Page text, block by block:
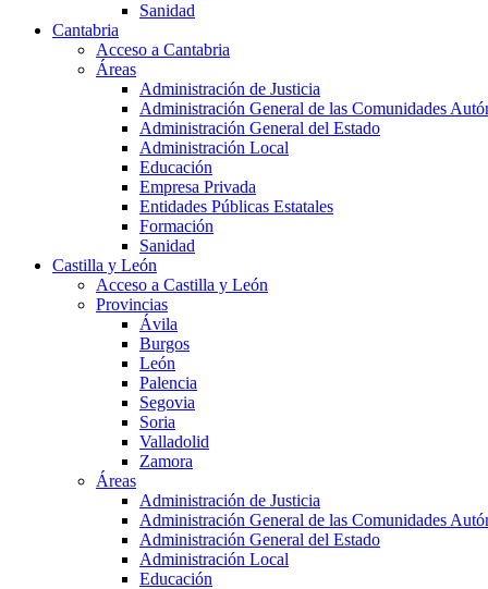
Sanidad
Cantabria
Acceso a Cantabria
Áreas
Administración de Justicia
Administración General de las Comunidades
Administración General del Estado
Administración Local
Educación
Empresa Privada
Entidades Públicas Estatales
Formación
Sanidad
Castilla y León
Acceso a Castilla y León
Provincias
Ávila
Burgos
León
Palencia
Segovia
Soria
Valladolid
Zamora
Áreas
Administración de Justicia
Administración General de las Comunidades
Administración General del Estado
Administración Local
Educación